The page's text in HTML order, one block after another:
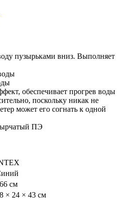
пузырьками вниз. Выполняет
обеспечивает прогрев воды
поскольку никак не
может его согнать к одной
ПЭ
см
× 24 × 43 см